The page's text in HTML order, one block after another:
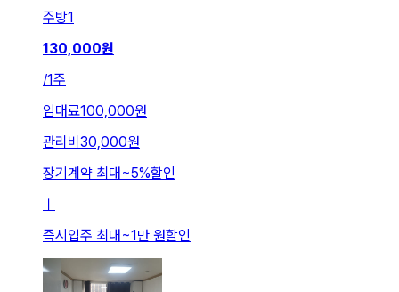
주방1
130,000원
/1주
임대료100,000원
관리비 30,000원
장기계약 최대 ~5%할인
즉시입주 최대 ~1만 원할인